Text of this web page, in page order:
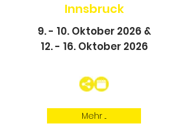
Innsbruck
9. - 10. Oktober 2026 &
12. - 16. Oktober 2026
Mehr ...